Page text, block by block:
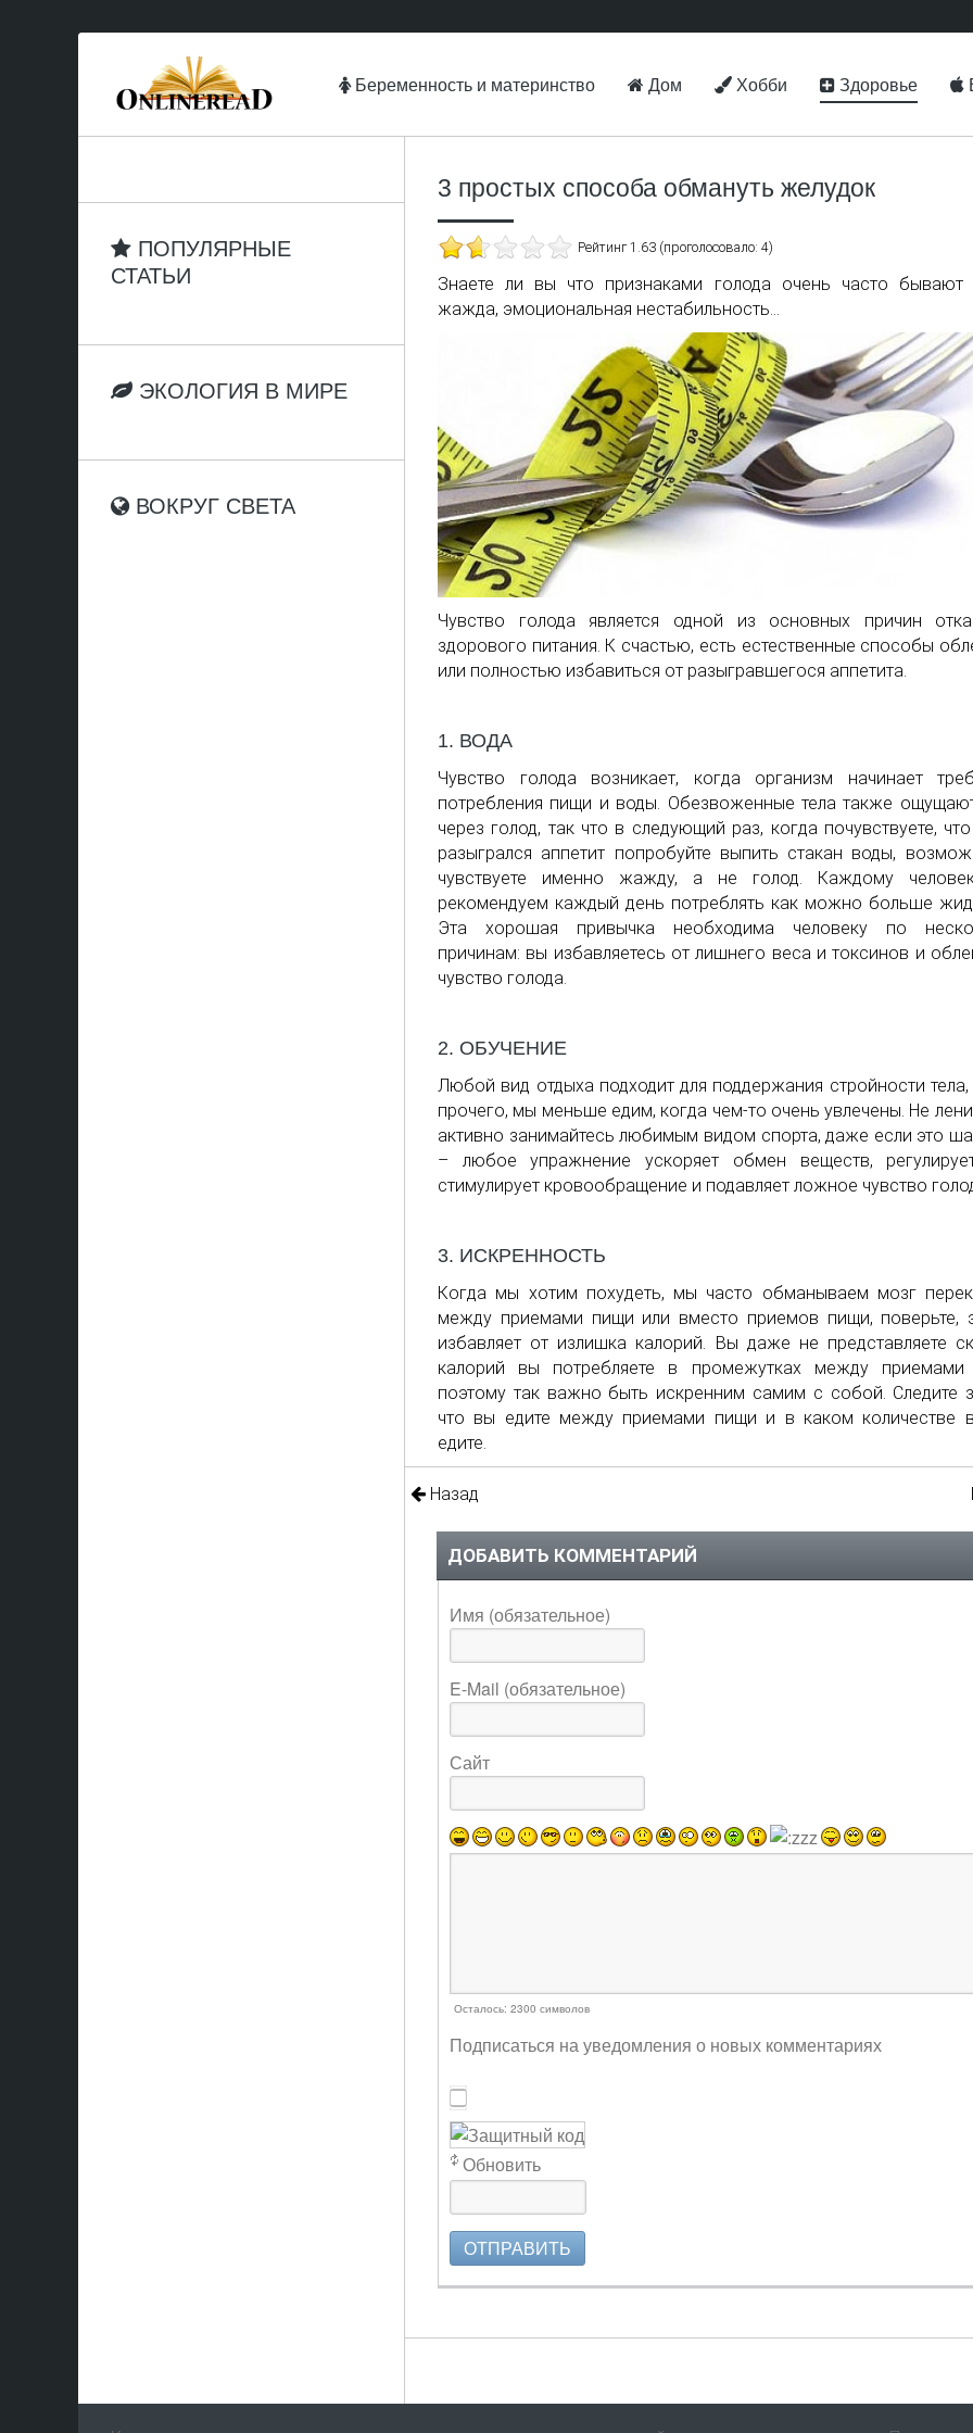
Беременность и материнство Дом Хобби Здоровье
3 простых способа обмануть желудок
Рейтинг 1.63 (проголосовало: 4)
Знаете ли вы что признаками голода очень часто бывают
жажда, эмоциональная нестабильность...
Чувство голода является одной из основных причин
здорового питания. К счастью, есть естественные способы
или полностью избавиться от разыгравшегося аппетита.
1. ВОДА
Чувство голода возникает, когда организм начинает
потребления пищи и воды. Обезвоженные тела также
через голод, так что в следующий раз, когда почувствуете,
разыгрался аппетит попробуйте выпить стакан воды,
чувствуете именно жажду, а не голод. Каждому
рекомендуем каждый день потреблять как можно больше
Эта хорошая привычка необходима человеку по
причинам: вы избавляетесь от лишнего веса и токсинов и
чувство голода.
2. ОБУЧЕНИЕ
Любой вид отдыха подходит для поддержания стройности тела,
прочего, мы меньше едим, когда чем-то очень увлечены. Не
активно занимайтесь любимым видом спорта, даже если это
– любое упражнение ускоряет обмен веществ,
стимулирует кровообращение и подавляет ложное чувство
3. ИСКРЕННОСТЬ
Когда мы хотим похудеть, мы часто обманываем мозг
между приемами пищи или вместо приемов пищи, поверьте,
избавляет от излишка калорий. Вы даже не представляете
калорий вы потребляете в промежутках между приемами
поэтому так важно быть искренним самим с собой. Следите
что вы едите между приемами пищи и в каком количестве
едите.
Назад
ДОБАВИТЬ КОММЕНТАРИЙ
Имя (обязательное)
E-Mail (обязательное)
Сайт
Осталось: 2300 символов
Подписаться на уведомления о новых комментариях
Обновить
ОТПРАВИТЬ
ПОПУЛЯРНЫЕ
СТАТЬИ
ЭКОЛОГИЯ В МИРЕ
ВОКРУГ СВЕТА